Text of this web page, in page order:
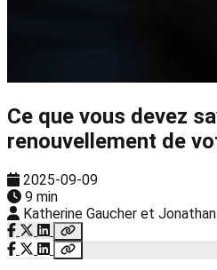
Ce que vous devez
renouvellement de
2025-09-09
9 min
Katherine Gaucher et